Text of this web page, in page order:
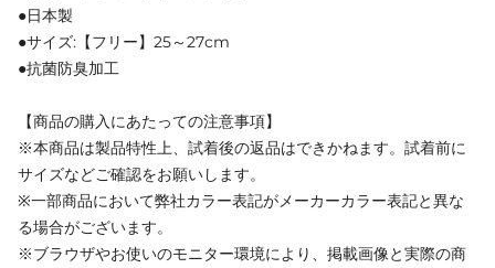
●日本製
●サイズ:【フリー】25～27cm
●抗菌防臭加工
【商品の購入にあたっての注意事項】
※本商品は製品特性上、試着後の返品はできかねます。試着前に
サイズなどご確認をお願いします。
※一部商品において弊社カラー表記がメーカーカラー表記と異な
る場合がございます。
※ブラウザやお使いのモニター環境により、掲載画像と実際の商